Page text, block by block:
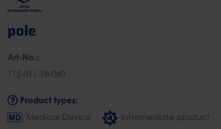
pole
Art-No.:
115-011-18-060
Product types:
Medical Device Intermediate product